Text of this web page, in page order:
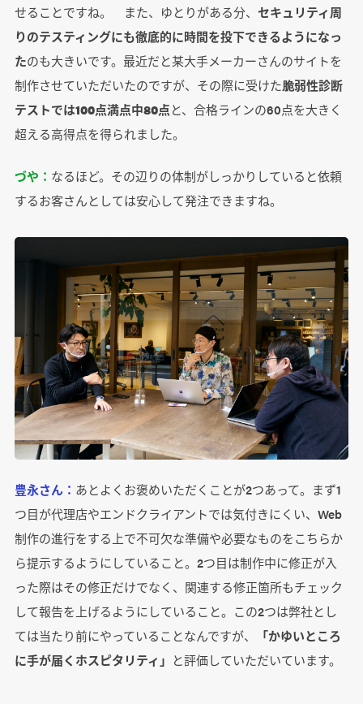
せることですね。 また、ゆとりがある分、 セキュリティ周
りのテスティングにも徹底的に時間を投下できるようになっ
たのも大きいです。最近だと某大手メーカーさんのサイトを
制作させていただいたのですが、その際に受けた脆弱性診断
テストでは100点満点中80点と、合格ラインの60点を大きく
超える高得点を得られました。
づや： なるほど。その辺りの体制がしっかりしていると依頼
するお客さんとしては安心して発注できますね。
豊永さん： あとよくお褒めいただくことが2つあって。まず1
つ目が代理店やエンドクライアントでは気付きにくい、Web
制作の進行をする上で不可欠な準備や必要なものをこちらか
ら提示するようにしていること。2つ目は制作中に修正が入
った際はその修正だけでなく、関連する修正箇所もチェック
して報告を上げるようにしていること。この2つは弊社とし
ては当たり前にやっていることなんですが、
「かゆいところ
に手が届くホスピタリティ」 と評価していただいています。